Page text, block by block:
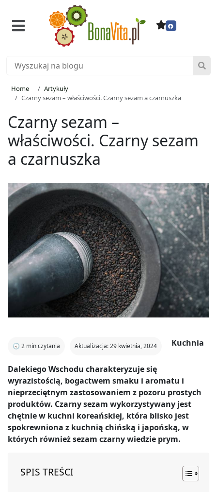
Home
Artykuły
Czarny sezam – właściwości. Czarny sezam a czarnuszka
Czarny sezam –
właściwości. Czarny sezam
a czarnuszka
🕣 2 min czytania Aktualizacja: 29 kwietnia, 2024 Kuchnia
Dalekiego Wschodu charakteryzuje się
wyrazistością, bogactwem smaku i aromatu i
nieprzeciętnym zastosowaniem z pozoru prostych
produktów. Czarny sezam wykorzystywany jest
chętnie w kuchni koreańskiej, która blisko jest
spokrewniona z kuchnią chińską i japońską, w
których również sezam czarny wiedzie prym.
SPIS TREŚCI